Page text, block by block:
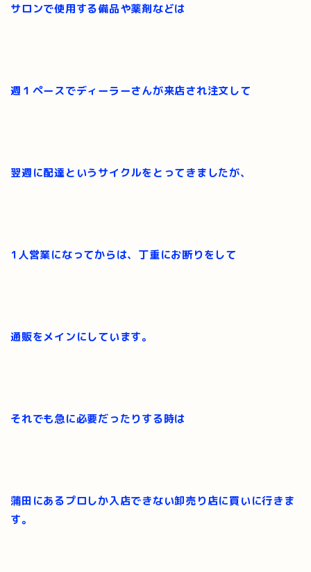
サロンで使用する備品や薬剤などは
週１ペースでディーラーさんが来店され注文して
翌週に配達というサイクルをとってきましたが、
1人営業になってからは、丁重にお断りをして
通販をメインにしています。
それでも急に必要だったりする時は
蒲田にあるプロしか入店できない卸売り店に買いに行きま
す。